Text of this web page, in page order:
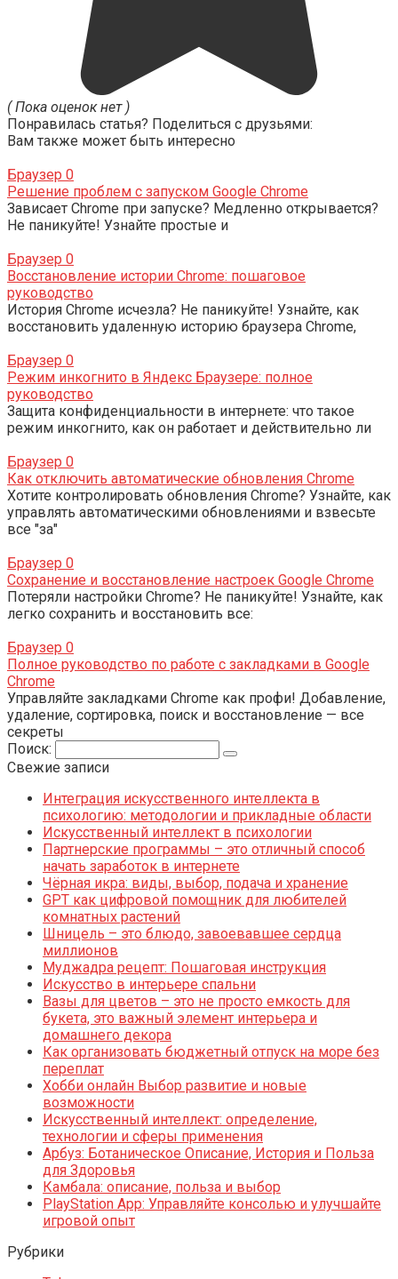
( Пока оценок нет )
Понравилась статья? Поделиться с друзьями:
Вам также может быть интересно
Браузер 0
Решение проблем с запуском Google Chrome
Зависает Chrome при запуске? Медленно открывается?
Не паникуйте! Узнайте простые и
Браузер 0
Восстановление истории Chrome: пошаговое
руководство
История Chrome исчезла? Не паникуйте! Узнайте, как
восстановить удаленную историю браузера Chrome,
Браузер 0
Режим инкогнито в Яндекс Браузере: полное
руководство
Защита конфиденциальности в интернете: что такое
режим инкогнито, как он работает и действительно ли
Браузер 0
Как отключить автоматические обновления Chrome
Хотите контролировать обновления Chrome? Узнайте, как
управлять автоматическими обновлениями и взвесьте
все "за"
Браузер 0
Сохранение и восстановление настроек Google Chrome
Потеряли настройки Chrome? Не паникуйте! Узнайте, как
легко сохранить и восстановить все:
Браузер 0
Полное руководство по работе с закладками в Google
Chrome
Управляйте закладками Chrome как профи! Добавление,
удаление, сортировка, поиск и восстановление — все
секреты
Поиск:
Свежие записи
Интеграция искусственного интеллекта в
психологию: методологии и прикладные области
Искусственный интеллект в психологии
Партнерские программы – это отличный способ
начать заработок в интернете
Чёрная икра: виды, выбор, подача и хранение
GPT как цифровой помощник для любителей
комнатных растений
Шницель – это блюдо, завоевавшее сердца
миллионов
Муджадра рецепт: Пошаговая инструкция
Искусство в интерьере спальни
Вазы для цветов – это не просто емкость для
букета, это важный элемент интерьера и
домашнего декора
Как организовать бюджетный отпуск на море без
переплат
Хобби онлайн Выбор развитие и новые
возможности
Искусственный интеллект: определение,
технологии и сферы применения
Арбуз: Ботаническое Описание, История и Польза
для Здоровья
Камбала: описание, польза и выбор
PlayStation App: Управляйте консолью и улучшайте
игровой опыт
Рубрики